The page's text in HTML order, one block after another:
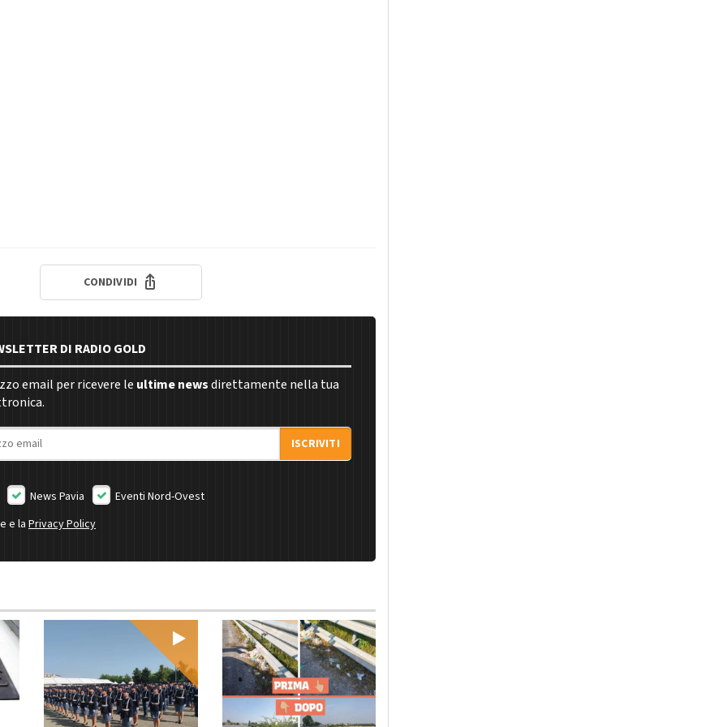
CONDIVIDI
DI RADIO GOLD
email per ricevere le ultime newsdirettamente nella tua
ISCRIVITI
News Pavia
Eventi Nord-Ovest
e la Privacy Policy